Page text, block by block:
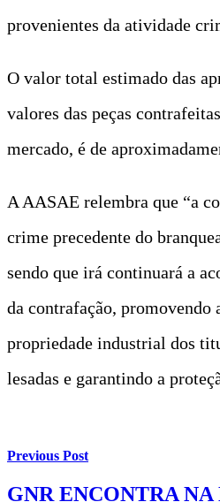
provenientes da atividade
O valor total estimado das
valores das peças
mercado, é de
A AASAE relembra que “a
crime precedente do
sendo que irá continuará a
da contrafação, promovendo
propriedade industrial dos
lesadas e garantindo a
Previous Post
GNR ENCONTRA